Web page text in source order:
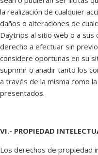
la realización de cualquier
daños o alteraciones de
Daytrips al sitio web o a
derecho a efectuar sin
considere oportunas en su
suprimir o añadir tanto los
a través de la misma como
presentados.
VI.- PROPIEDAD
Los derechos de propiedad